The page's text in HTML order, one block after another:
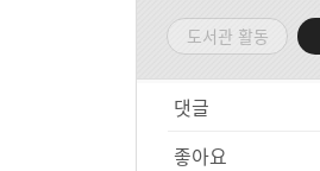
도서관 활동
댓글
좋아요